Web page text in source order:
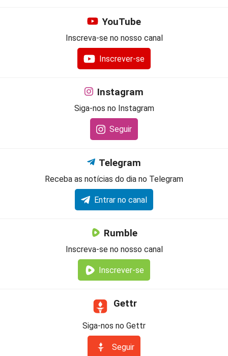
YouTube
Inscreva-se no nosso canal
Inscrever-se
Instagram
Siga-nos no Instagram
Seguir
Telegram
Receba as notícias do dia no Telegram
Entrar no canal
Rumble
Inscreva-se no nosso canal
Inscrever-se
Gettr
Siga-nos no Gettr
Seguir